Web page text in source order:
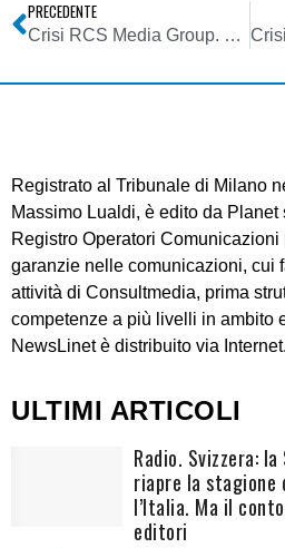
PRECEDENTE
Crisi RCS Media Group. Vitale (già presidente RCS): soci hanno responsabilità, ma privilegi personale hanno pesato
Registrato al Tribunale di Milano
Massimo Lualdi, è edito da Planet
Registro Operatori Comunicazioni
garanzie nelle comunicazioni, cui
attività di Consultmedia, prima
competenze a più livelli in ambito
NewsLinet è distribuito via Internet.
ULTIMI ARTICOLI
Radio. Svizzera:
riapre la stagione
l’Italia. Ma il
editori